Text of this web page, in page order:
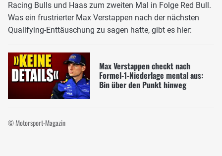
Racing Bulls und Haas zum zweiten Mal in Folge Red Bull.
Was ein frustrierter Max Verstappen nach der nächsten
Qualifying-Enttäuschung zu sagen hatte, gibt es hier:
Max Verstappen checkt nach
Formel-1-Niederlage mental aus:
Bin über den Punkt hinweg
© Motorsport-Magazin